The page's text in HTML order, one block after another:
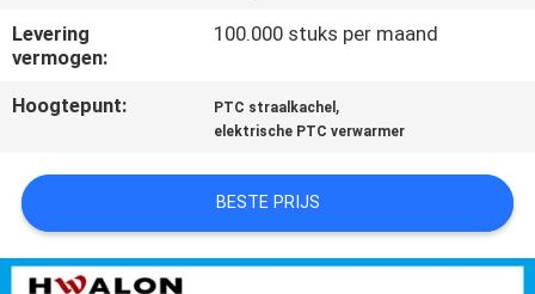
NIEUWS
OFFERTE
SITEMAP
Levering
vermogen:
100.000 stuks per maand
Hoogtepunt: PTC straalkachel ,
elektrische PTC verwarmer
BESTE PRIJS